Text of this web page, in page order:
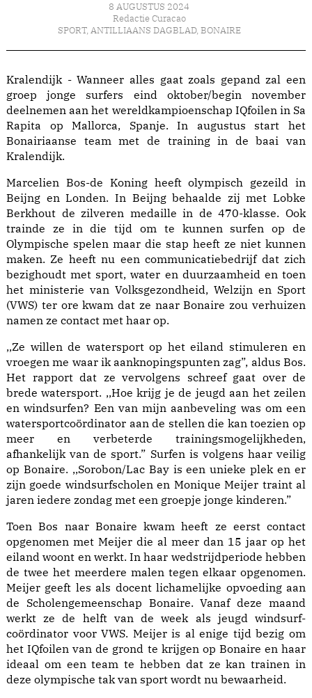
8 AUGUSTUS 2024
Redactie Curacao
SPORT, ANTILLIAANS DAGBLAD, BONAIRE
Kralendijk - Wanneer alles gaat zoals gepand zal een
groep jonge surfers eind oktober/begin november
deelnemen aan het wereldkampioenschap IQfoilen in Sa
Rapita op Mallorca, Spanje. In augustus start het
Bonairiaanse team met de training in de baai van
Kralendijk.
Marcelien Bos-de Koning heeft olympisch gezeild in
Beijng en Londen. In Beijng behaalde zij met Lobke
Berkhout de zilveren medaille in de 470-klasse. Ook
trainde ze in die tijd om te kunnen surfen op de
Olympische spelen maar die stap heeft ze niet kunnen
maken. Ze heeft nu een communicatiebedrijf dat zich
bezighoudt met sport, water en duurzaamheid en toen
het ministerie van Volksgezondheid, Welzijn en Sport
(VWS) ter ore kwam dat ze naar Bonaire zou verhuizen
namen ze contact met haar op.
,,Ze willen de watersport op het eiland stimuleren en
vroegen me waar ik aanknopingspunten zag”, aldus Bos.
Het rapport dat ze vervolgens schreef gaat over de
brede watersport. ,,Hoe krijg je de jeugd aan het zeilen
en windsurfen? Een van mijn aanbeveling was om een
watersportcoördinator aan de stellen die kan toezien op
meer en verbeterde trainingsmogelijkheden,
afhankelijk van de sport.” Surfen is volgens haar veilig
op Bonaire. ,,Sorobon/Lac Bay is een unieke plek en er
zijn goede windsurfscholen en Monique Meijer traint al
jaren iedere zondag met een groepje jonge kinderen.”
Toen Bos naar Bonaire kwam heeft ze eerst contact
opgenomen met Meijer die al meer dan 15 jaar op het
eiland woont en werkt. In haar wedstrijdperiode hebben
de twee het meerdere malen tegen elkaar opgenomen.
Meijer geeft les als docent lichamelijke opvoeding aan
de Scholengemeenschap Bonaire. Vanaf deze maand
werkt ze de helft van de week als jeugd windsurf-
coördinator voor VWS. Meijer is al enige tijd bezig om
het IQfoilen van de grond te krijgen op Bonaire en haar
ideaal om een team te hebben dat ze kan trainen in
deze olympische tak van sport wordt nu bewaarheid.